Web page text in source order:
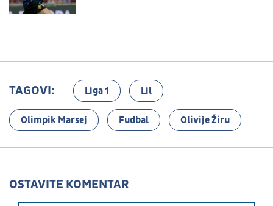
TAGOVI: Liga 1 Lil
Olimpik Marsej Fudbal Olivije Žiru
OSTAVITE KOMENTAR